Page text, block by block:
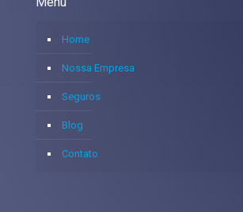
Home
Nossa Empresa
Seguros
Blog
Contato